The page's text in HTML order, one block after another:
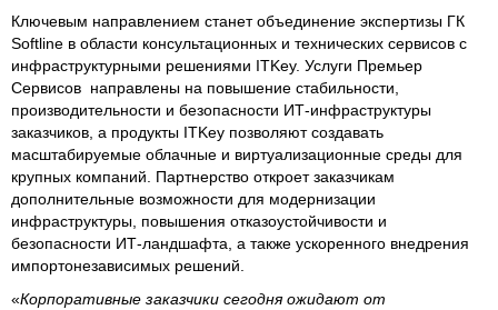
Ключевым направлением станет объединение экспертизы ГК
Softline в области консультационных и технических сервисов с
инфраструктурными решениями ITKey. Услуги Премьер
Сервисов направлены на повышение стабильности,
производительности и безопасности ИТ-инфраструктуры
заказчиков, а продукты ITKey позволяют создавать
масштабируемые облачные и виртуализационные среды для
крупных компаний. Партнерство откроет заказчикам
дополнительные возможности для модернизации
инфраструктуры, повышения отказоустойчивости и
безопасности ИТ-ландшафта, а также ускоренного внедрения
импортонезависимых решений.
«Корпоративные заказчики сегодня ожидают от